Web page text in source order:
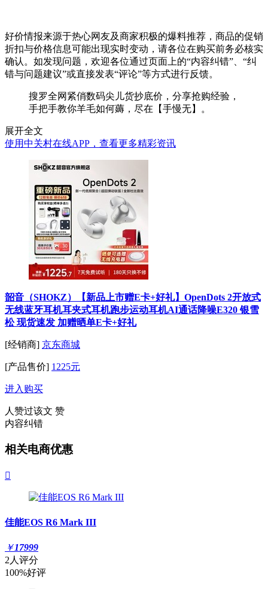
好价情报来源于热心网友及商家积极的爆料推荐，商品的促销
折扣与价格信息可能出现实时变动，请各位在购买前务必核实
确认。如发现问题，欢迎各位通过页面上的“内容纠错”、“纠
错与问题建议”或直接发表“评论”等方式进行反馈。
搜罗全网紧俏数码尖儿货抄底价，分享抢购经验，
手把手教你羊毛如何薅，尽在【手慢无】。
展开全文
使用中关村在线APP，查看更多精彩资讯
韶音（SHOKZ）【新品上市赠E卡+好礼】OpenDots 2开放式
无线蓝牙耳机耳夹式耳机跑步运动耳机AI通话降噪E320 银雪
松 现货速发 加赠晒单E卡+好礼
[经销商] 京东商城
[产品售价] 1225元
进入购买
人赞过该文 赞
内容纠错
相关电商优惠

佳能EOS R6 Mark III
￥17999
2人评分
100%好评